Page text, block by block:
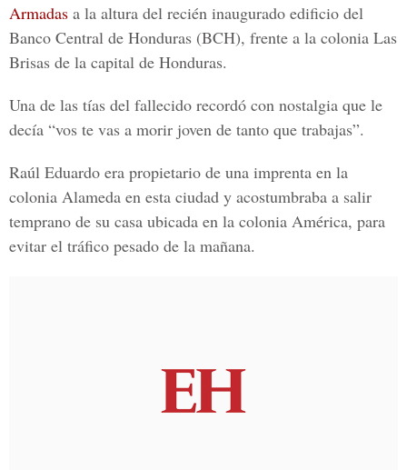
Armadas a la altura del recién inaugurado edificio del
Banco Central de Honduras (BCH), frente a la colonia Las
Brisas de la capital de Honduras.
Una de las tías del fallecido recordó con nostalgia que le
decía “vos te vas a morir joven de tanto que trabajas”.
Raúl Eduardo era propietario de una imprenta en la
colonia Alameda en esta ciudad y acostumbraba a salir
temprano de su casa ubicada en la colonia América, para
evitar el tráfico pesado de la mañana.